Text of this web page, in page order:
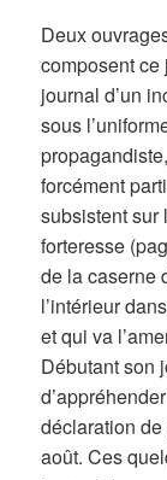
Deux
composent
journal d’un
sous
forcément
subsistent sur
forteresse
de la caserne
l’intérieur
et qui va
Débutant son
déclaration
août. Ces